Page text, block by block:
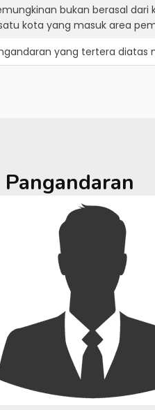
bukan berasal
kota yang masuk area
yang tertera diatas
Pangandaran